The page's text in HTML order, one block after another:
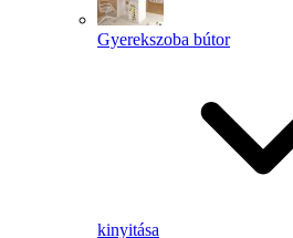
Gyerekszoba bútor
kinyitása